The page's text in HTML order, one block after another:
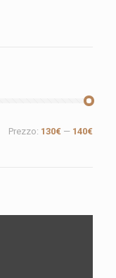
Prezzo: 130€ — 140€